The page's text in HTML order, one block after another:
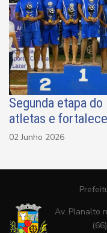
Segunda etapa
atletas e
02 Junho 2026
Av. Planalto